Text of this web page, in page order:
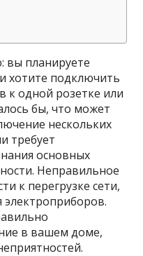
вы планируете
хотите подключить
к одной розетке или
бы, что может
нескольких
требует
основных
Неправильное
к перегрузке сети,
электроприборов.
в вашем доме,